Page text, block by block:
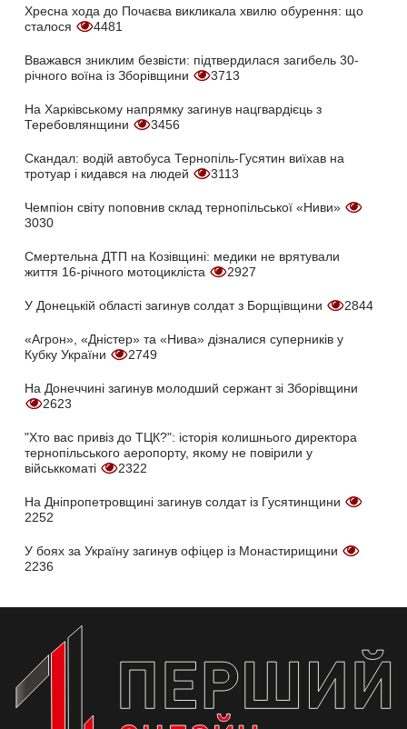
Хресна хода до Почаєва викликала хвилю обурення: що
сталося
4481
Вважався зниклим безвісти: підтвердилася загибель 30-
річного воїна із Зборівщини
3713
На Харківському напрямку загинув нацгвардієць з
Теребовлянщини
3456
Скандал: водій автобуса Тернопіль-Гусятин виїхав на
тротуар і кидався на людей
3113
Чемпіон світу поповнив склад тернопільської «Ниви»
3030
Смертельна ДТП на Козівщині: медики не врятували
життя 16-річного мотоцикліста
2927
У Донецькій області загинув солдат з Борщівщини 2844
«Агрон», «Дністер» та «Нива» дізналися суперників у
Кубку України
2749
На Донеччині загинув молодший сержант зі Зборівщини
2623
"Хто вас привіз до ТЦК?": історія колишнього директора
тернопільського аеропорту, якому не повірили у
військкоматі
2322
На Дніпропетровщині загинув солдат із Гусятинщини
2252
У боях за Україну загинув офіцер із Монастирищини
2236